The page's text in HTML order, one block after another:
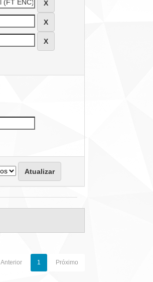
Anterior 1 Próximo